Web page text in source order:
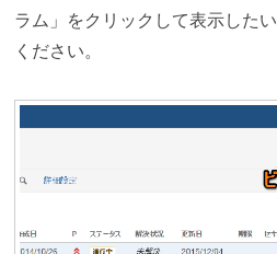
ラム」をクリックして表示した
ください。